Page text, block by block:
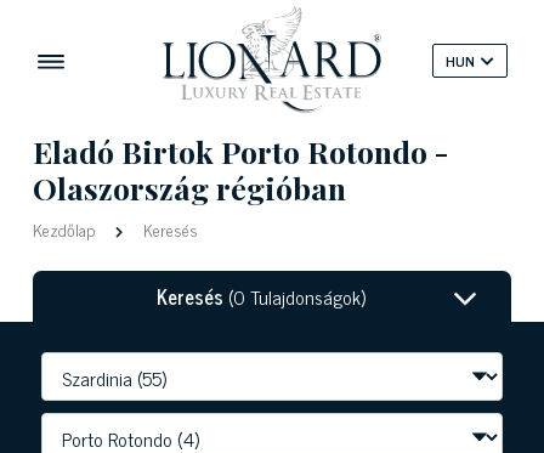
HUN
Eladó Birtok Porto Rotondo -
Olaszország régióban
Kezdőlap Keresés
Keresés (0 Tulajdonságok)